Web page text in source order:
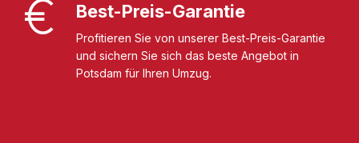
Best-Preis-Garantie
Profitieren Sie von unserer Best-Preis-Garantie
und sichern Sie sich das beste Angebot in
Potsdam für Ihren Umzug.